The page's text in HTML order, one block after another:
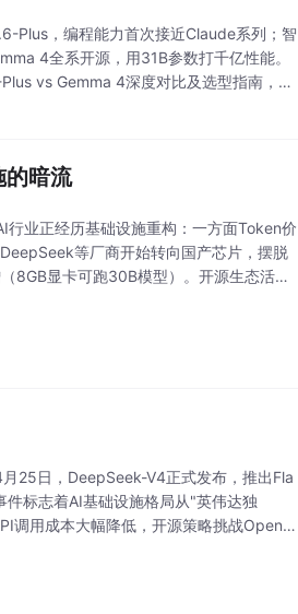
Plus，编程能力首次接近Claude系列；智
4全系开源，用31B参数打千亿性能。
vs Gemma 4深度对比及选型指南，适
的暗流
业正经历基础设施重构：一方面Token价
等厂商开始转向国产芯片，摆脱
8GB显卡可跑30B模型）。开源生态活跃
25日，DeepSeek-V4正式发布，推出Fla
标志着AI基础设施格局从"英伟达独
用成本大幅降低，开源策略挑战OpenAI/